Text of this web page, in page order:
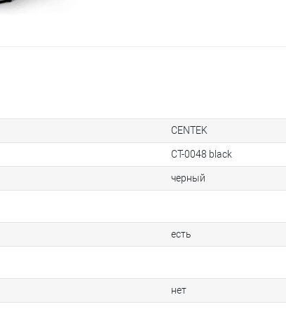
CENTEK
CT-0048 black
черный
есть
нет